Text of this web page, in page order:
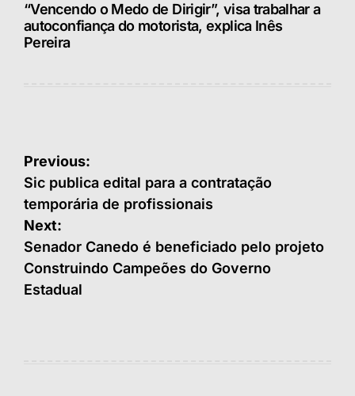
“Vencendo o Medo de Dirigir”, visa trabalhar a
autoconfiança do motorista, explica Inês
Pereira
Navegação
de
Post
Previous:
Sic publica edital para a contratação
temporária de profissionais
Next:
Senador Canedo é beneficiado pelo projeto
Construindo Campeões do Governo
Estadual